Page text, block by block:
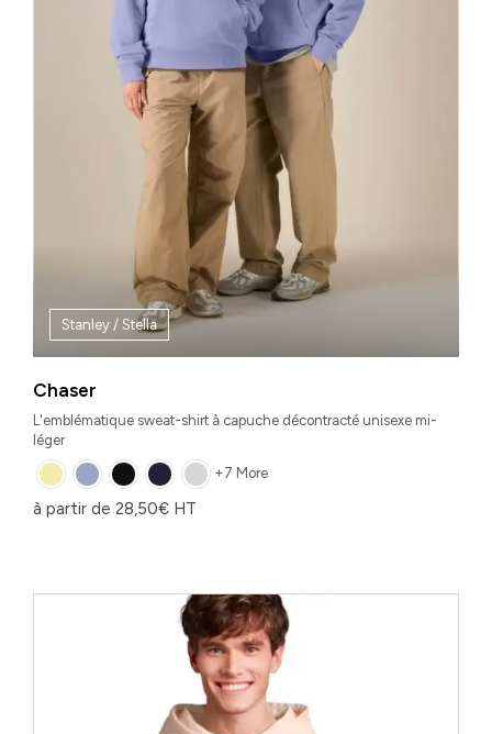
Stanley / Stella
Chaser
L'emblématique sweat-shirt à capuche décontracté unisexe mi-
léger
+7 More
à partir de 28,50€ HT